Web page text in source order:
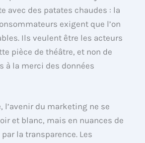
avec des patates chaudes : la
exigent que l’on
Ils veulent être les acteurs
pièce de théâtre, et non de
à la merci des données
l’avenir du marketing ne se
et blanc, mais en nuances de
la transparence. Les